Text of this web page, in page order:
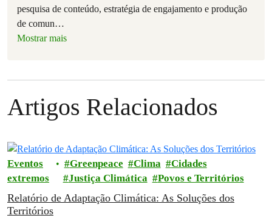
pesquisa de conteúdo, estratégia de engajamento e produção
de comun…
Mostrar mais
Artigos Relacionados
Eventos
extremos
Greenpeace Clima
Cidades
Justiça Climática
Povos e Territórios
Relatório de Adaptação Climática: As Soluções dos
Territórios